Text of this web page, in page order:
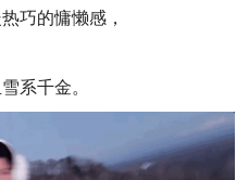
巧的慵懒感，
系千金。